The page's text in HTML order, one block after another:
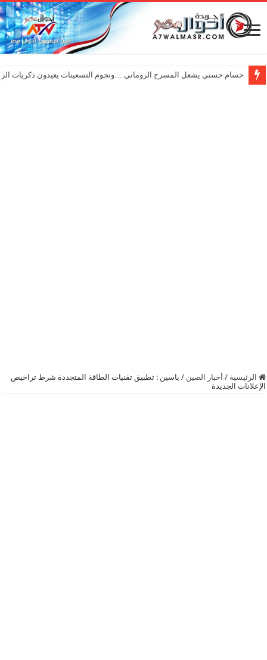
حسام حسني يشعل المسرح الروماني …ونجوم التسعينات يعيدون ذكريات
الرئيسية / أخبار الصين / ياسين : تطبيق تقنيات الطاقة المتجددة شرط تراخيص
الإعلانات الجديدة